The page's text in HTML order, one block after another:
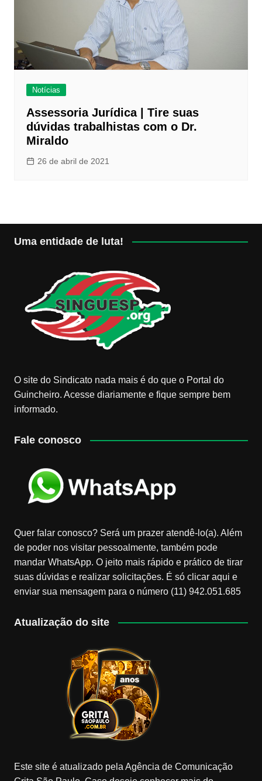
Notícias
Assessoria Jurídica | Tire suas
dúvidas trabalhistas com o Dr.
Miraldo
26 de abril de 2021
Uma entidade de luta!
O site do Sindicato nada mais é do que o Portal do
Guincheiro. Acesse diariamente e fique sempre bem
informado.
Fale conosco
Quer falar conosco? Será um prazer atendê-lo(a). Além
de poder nos visitar pessoalmente, também pode
mandar WhatsApp. O jeito mais rápido e prático de tirar
suas dúvidas e realizar solicitações. É só clicar aqui e
enviar sua mensagem para o número (11) 942.051.685
Atualização do site
Este site é atualizado pela Agência de Comunicação